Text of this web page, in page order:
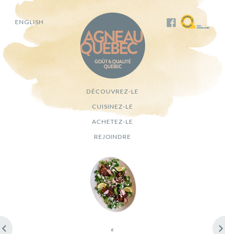
DÉCOUVREZ-LE
CUISINEZ-LE
ACHETEZ-LE
REJOINDRE
ENGLISH
«